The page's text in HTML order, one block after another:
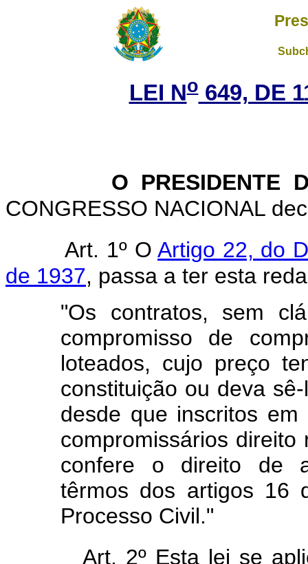
LEI No649, DE
O PRESIDENTE
CONGRESSO NACIONAL
Art. 1º OArtigo 22, do
de 1937, passa a ter esta
"Os contratos, sem
compromisso de
loteados, cujo preço
constituição ou deva
desde que inscritos
compromissários
confere o direito de
têrmos dos artigos 16
Processo Civil."
Art. 2º Esta lei se